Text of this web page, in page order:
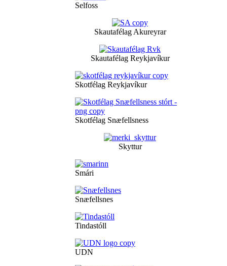
Selfoss
Skautafélag Akureyrar
Skautafélag Reykjavíkur
Skotfélag Reykjavíkur
Skotfélag Snæfellsness
Skyttur
Smári
Snæfellsnes
Tindastóll
UDN